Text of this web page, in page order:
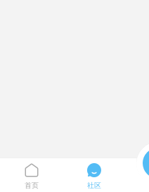

首页

社区